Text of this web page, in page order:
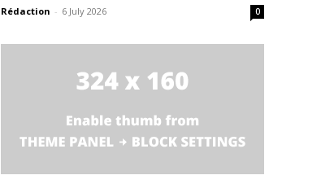
Rédaction - 6 July 2026 0